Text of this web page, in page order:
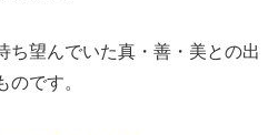
ち望んでいた真・善・美との出
です。